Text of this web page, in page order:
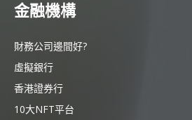
金融機構
財務公司邊間好?
虛擬銀行
香港證券行
10大NFT平台